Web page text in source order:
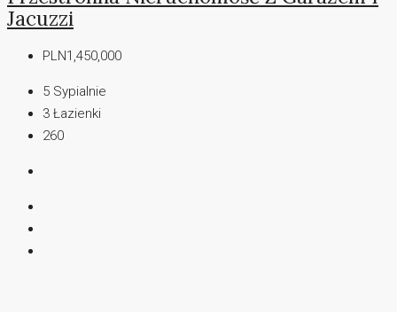
Jacuzzi
PLN1,450,000
5 Sypialnie
3 Łazienki
260